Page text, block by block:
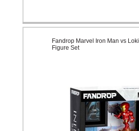
Fandrop Marvel Iron Man vs Loki
Figure Set